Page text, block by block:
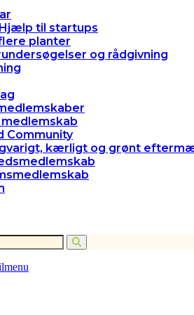
til startups
planter
og rådgivning
Community
kærligt og grønt